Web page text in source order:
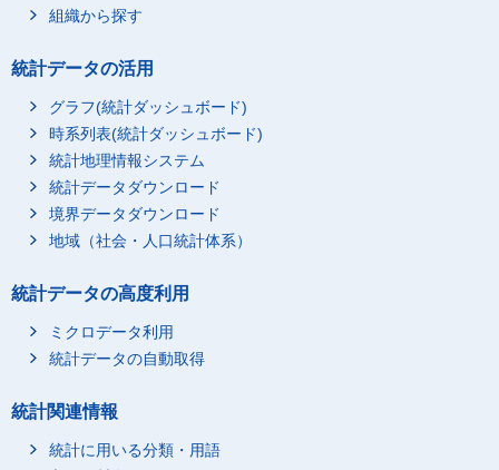
組織から探す
統計データの活用
グラフ(統計ダッシュボード)
時系列表(統計ダッシュボード)
統計地理情報システム
統計データダウンロード
境界データダウンロード
地域（社会・人口統計体系）
統計データの高度利用
ミクロデータ利用
統計データの自動取得
統計関連情報
統計に用いる分類・用語